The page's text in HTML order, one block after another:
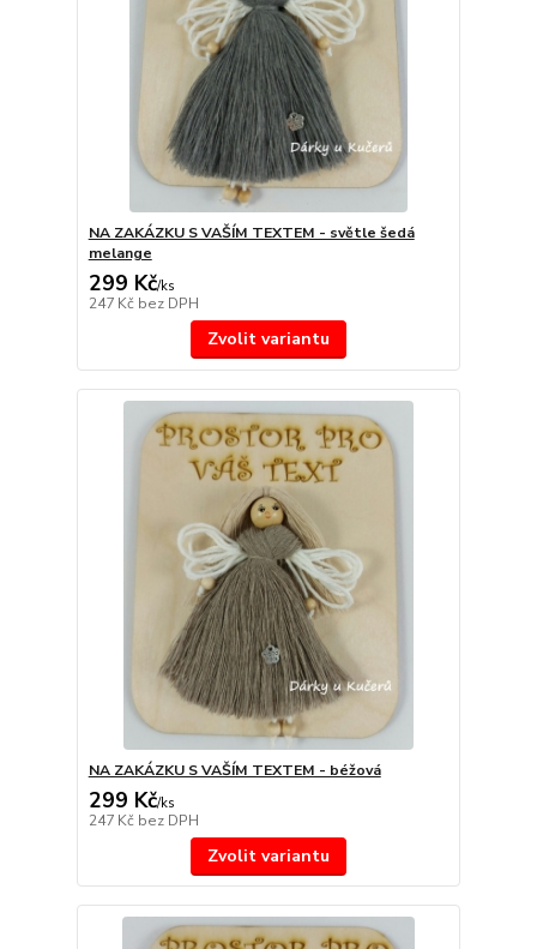
NA ZAKÁZKU S VAŠÍM TEXTEM - světle šedá
melange
299 Kč/ks
247 Kč bez DPH
Zvolit variantu
NA ZAKÁZKU S VAŠÍM TEXTEM - béžová
299 Kč/ks
247 Kč bez DPH
Zvolit variantu